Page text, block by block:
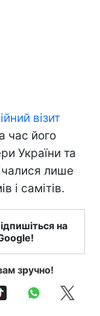
візит
час його
України та
лише
і самітів.
на
зручно!